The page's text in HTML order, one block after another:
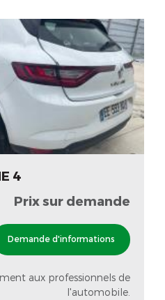
4
Prix sur demande
Demande d'informations
aux professionnels de
l'automobile.